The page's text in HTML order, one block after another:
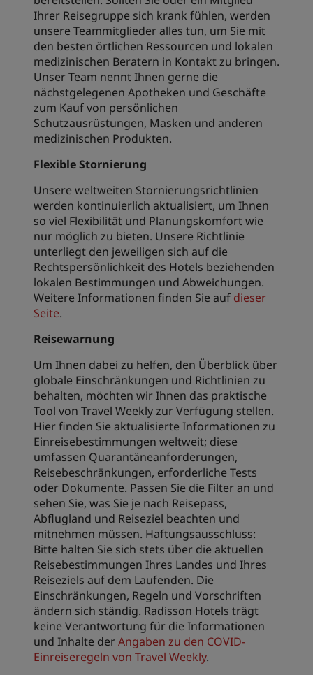
Ihrer Reisegruppe sich krank fühlen, werden
unsere Teammitglieder alles tun, um Sie mit
den besten örtlichen Ressourcen und lokalen
medizinischen Beratern in Kontakt zu bringen.
Unser Team nennt Ihnen gerne die
nächstgelegenen Apotheken und Geschäfte
zum Kauf von persönlichen
Schutzausrüstungen, Masken und anderen
medizinischen Produkten.
Flexible Stornierung
Unsere weltweiten Stornierungsrichtlinien
werden kontinuierlich aktualisiert, um Ihnen
so viel Flexibilität und Planungskomfort wie
nur möglich zu bieten. Unsere Richtlinie
unterliegt den jeweiligen sich auf die
Rechtspersönlichkeit des Hotels beziehenden
lokalen Bestimmungen und Abweichungen.
Weitere Informationen finden Sie auf dieser
Seite.
Reisewarnung
Um Ihnen dabei zu helfen, den Überblick über
globale Einschränkungen und Richtlinien zu
behalten, möchten wir Ihnen das praktische
Tool von Travel Weekly zur Verfügung stellen.
Hier finden Sie aktualisierte Informationen zu
Einreisebestimmungen weltweit; diese
umfassen Quarantäneanforderungen,
Reisebeschränkungen, erforderliche Tests
oder Dokumente. Passen Sie die Filter an und
sehen Sie, was Sie je nach Reisepass,
Abflugland und Reiseziel beachten und
mitnehmen müssen. Haftungsausschluss:
Bitte halten Sie sich stets über die aktuellen
Reisebestimmungen Ihres Landes und Ihres
Reiseziels auf dem Laufenden. Die
Einschränkungen, Regeln und Vorschriften
ändern sich ständig. Radisson Hotels trägt
keine Verantwortung für die Informationen
und Inhalte derAngaben zu den COVID-
Einreiseregeln von Travel Weekly.